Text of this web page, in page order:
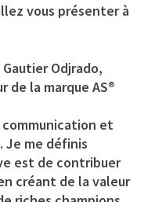
vous présenter à
Odjrado,
la marque AS®
et
Je me définis
est de contribuer
créant de la valeur